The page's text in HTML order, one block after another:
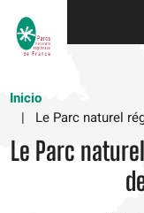
Inicio
Le Parc naturel
Le Parc